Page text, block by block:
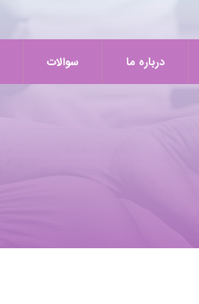
درباره ما سوالات